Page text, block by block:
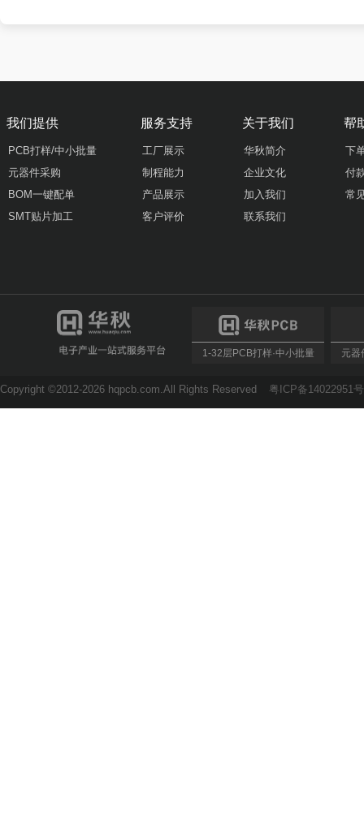
我们提供
PCB打样/中小批量
元器件采购
BOM一键配单
SMT贴片加工
服务支持
工厂展示
制程能力
产品展示
客户评价
关于我们
华秋简介
企业文化
加入我们
联系我们
帮
下
付
常
1-32层PCB打样·中小批量 元器
Copyright ©2012-2026 hqpcb.com.All Rights Reserved 粤ICP备14022951号